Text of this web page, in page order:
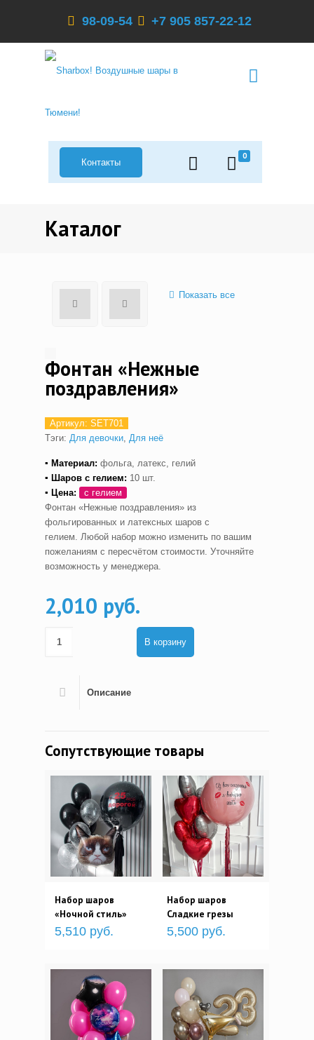
98-09-54 +7 905 857-22-12
0
Контакты
Каталог
Показать все
Фонтан «Нежные
поздравления»
Артикул: SET701
Тэги: Для девочки, Для неё
▪ Материал: фольга, латекс, гелий
▪ Шаров с гелием: 10 шт.
▪ Цена:
с гелием
Фонтан «Нежные поздравления» из
фольгированных и латексных шаров с
гелием. Любой набор можно изменить по вашим
пожеланиям с пересчётом стоимости. Уточняйте
возможность у менеджера.
2,010 руб.
В корзину
Описание
Сопутствующие товары
Набор шаров
«Ночной стиль»
5,510 руб.
Набор шаров
Сладкие грезы
5,500 руб.